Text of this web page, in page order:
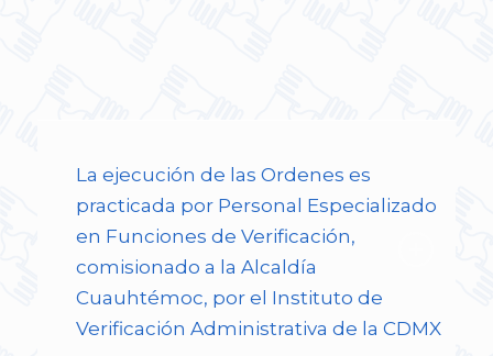
La ejecución de las Ordenes es
practicada por Personal Especializado
en Funciones de Verificación,
comisionado a la Alcaldía
Cuauhtémoc, por el Instituto de
Verificación Administrativa de la CDMX